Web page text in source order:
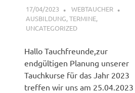
17/04/2023
WEBTAUCHER
AUSBILDUNG,TERMINE,
UNCATEGORIZED
Hallo Tauchfreunde,zur
endgültigen Planung unserer
Tauchkurse für das Jahr 2023
treffen wir uns am 25.04.2023